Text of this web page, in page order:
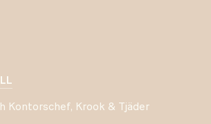
Kontorschef, Krook & Tjäder